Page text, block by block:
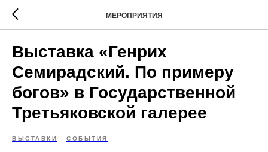
МЕРОПРИЯТИЯ
Выставка «Генрих
Семирадский. По примеру
богов» в Государственной
Третьяковской галерее
ВЫСТАВКИ СОБЫТИЯ